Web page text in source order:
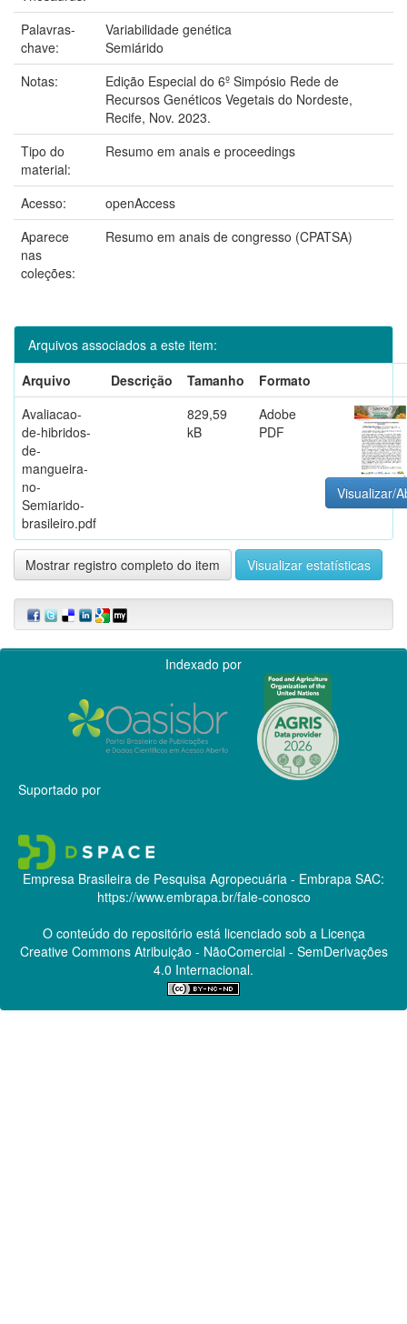
Palavras-
chave:
Variabilidade genética
Semiárido
Notas:
Edição Especial do 6º Simpósio Rede de
Recursos Genéticos Vegetais do Nordeste,
Recife, Nov. 2023.
Tipo do
material:
Resumo em anais e proceedings
Acesso:
openAccess
Aparece
nas
coleções:
Resumo em anais de congresso (CPATSA)
Arquivos associados a este item:
Arquivo
Descrição Tamanho
Formato
Avaliacao-
de-hibridos-
de-
mangueira-
no-
Semiarido-
brasileiro.pdf
829,59
kB
Adobe
PDF
Visualizar/
Mostrar registro completo do item Visualizar estatísticas
Indexado por
Suportado por
Empresa Brasileira de Pesquisa Agropecuária - Embrapa SAC:
https://www.embrapa.br/fale-conosco
O conteúdo do repositório está licenciado sob a Licença
Creative CommonsAtribuição - NãoComercial - SemDerivações
4.0 Internacional.